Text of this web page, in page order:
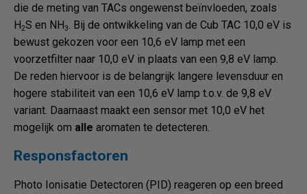
die de meting van TACs ongewenst beïnvloeden, zoals
H2S en NH3
. Bij de ontwikkeling van de Cub TAC 10,0 eV is
bewust gekozen voor een 10,6 eV lamp met een
voorzetfilter naar 10,0 eV in plaats van een 9,8 eV lamp.
De reden hiervoor is de belangrijk langere levensduur en
hogere stabiliteit van een 10,6 eV lamp t.o.v. de 9,8 eV
variant. Daarnaast maakt een sensor met 10,0 eV het
mogelijk om alle aromaten te detecteren.
Responsfactoren
Photo Ionisatie Detectoren (PID) reageren op een breed